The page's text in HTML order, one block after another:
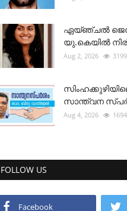
ഏയ്ഞ്ചൽ
യു.കെയിൽ
Aug 2, 2026 3199
സാന്ത്വന
Aug 4, 2026 1694
FOLLOW US
Facebook